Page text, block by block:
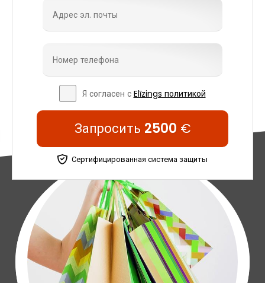
Я согласен с Elīzings политикой
Запросить 2500 €
Сертифицированная система защиты